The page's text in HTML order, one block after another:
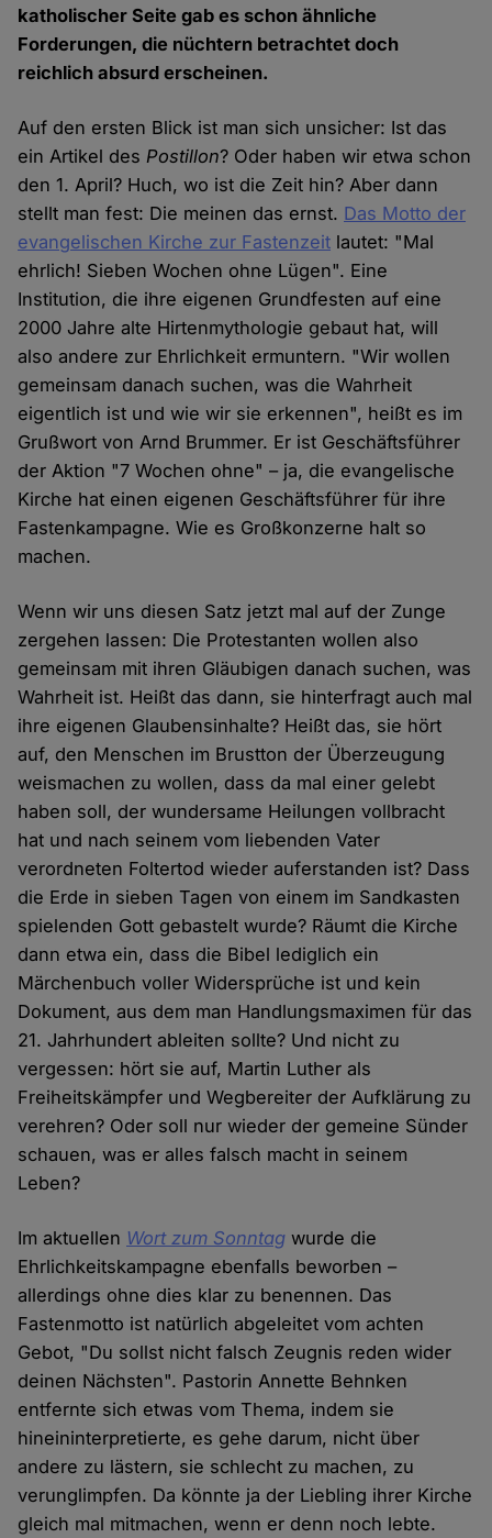
katholischer Seite gab es schon ähnliche
Forderungen, die nüchtern betrachtet doch
reichlich absurd erscheinen.
Auf den ersten Blick ist man sich unsicher: Ist das
ein Artikel desPostillon? Oder haben wir etwa schon
den 1. April? Huch, wo ist die Zeit hin? Aber dann
stellt man fest: Die meinen das ernst. Das Motto der
evangelischen Kirche zur Fastenzeit lautet: "Mal
ehrlich! Sieben Wochen ohne Lügen". Eine
Institution, die ihre eigenen Grundfesten auf eine
2000 Jahre alte Hirtenmythologie gebaut hat, will
also andere zur Ehrlichkeit ermuntern. "Wir wollen
gemeinsam danach suchen, was die Wahrheit
eigentlich ist und wie wir sie erkennen", heißt es im
Grußwort von Arnd Brummer. Er ist Geschäftsführer
der Aktion "7 Wochen ohne" – ja, die evangelische
Kirche hat einen eigenen Geschäftsführer für ihre
Fastenkampagne. Wie es Großkonzerne halt so
machen.
Wenn wir uns diesen Satz jetzt mal auf der Zunge
zergehen lassen: Die Protestanten wollen also
gemeinsam mit ihren Gläubigen danach suchen, was
Wahrheit ist. Heißt das dann, sie hinterfragt auch mal
ihre eigenen Glaubensinhalte? Heißt das, sie hört
auf, den Menschen im Brustton der Überzeugung
weismachen zu wollen, dass da mal einer gelebt
haben soll, der wundersame Heilungen vollbracht
hat und nach seinem vom liebenden Vater
verordneten Foltertod wieder auferstanden ist? Dass
die Erde in sieben Tagen von einem im Sandkasten
spielenden Gott gebastelt wurde? Räumt die Kirche
dann etwa ein, dass die Bibel lediglich ein
Märchenbuch voller Widersprüche ist und kein
Dokument, aus dem man Handlungsmaximen für das
21. Jahrhundert ableiten sollte? Und nicht zu
vergessen: hört sie auf, Martin Luther als
Freiheitskämpfer und Wegbereiter der Aufklärung zu
verehren? Oder soll nur wieder der gemeine Sünder
schauen, was er alles falsch macht in seinem
Leben?
Im aktuellen Wort zum Sonntag wurde die
Ehrlichkeitskampagne ebenfalls beworben –
allerdings ohne dies klar zu benennen. Das
Fastenmotto ist natürlich abgeleitet vom achten
Gebot, "Du sollst nicht falsch Zeugnis reden wider
deinen Nächsten". Pastorin Annette Behnken
entfernte sich etwas vom Thema, indem sie
hineininterpretierte, es gehe darum, nicht über
andere zu lästern, sie schlecht zu machen, zu
verunglimpfen. Da könnte ja der Liebling ihrer Kirche
gleich mal mitmachen, wenn er denn noch lebte.